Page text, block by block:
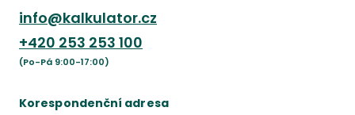
info@kalkulator.cz
+420 253 253 100
(Po-Pá 9:00-17:00)
Korespondenční adresa